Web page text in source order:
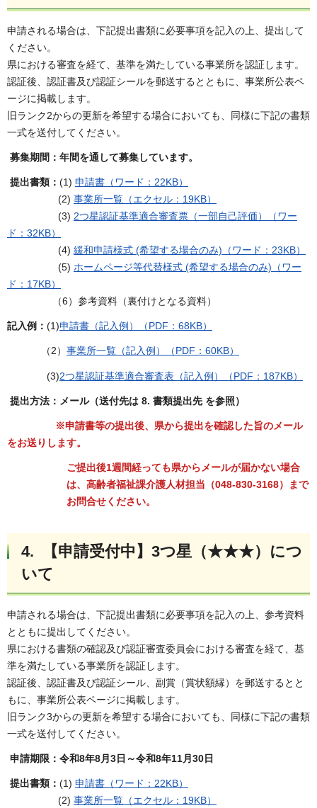
申請される場合は、下記提出書類に必要事項を記入の上、提出して
ください。
県における審査を経て、基準を満たしている事業所を認証します。
認証後、認証書及び認証シールを郵送するとともに、事業所公表ペ
ージに掲載します。
旧ランク2からの更新を希望する場合においても、同様に下記の書類
一式を送付してください。
募集期間：年間を通して募集しています。
提出書類： (1) 申請書（ワード：22KB）
(2) 事業所一覧（エクセル：19KB）
(3) 2つ星認証基準適合審査票（一部自己評価）（ワー
ド：32KB）
(4) 緩和申請様式 (希望する場合のみ)（ワード：23KB）
(5) ホームページ等代替様式 (希望する場合のみ)（ワー
ド：17KB）
（6）参考資料（裏付けとなる資料）
記入例： (1)申請書（記入例）（PDF：68KB）
（2） 事業所一覧（記入例）（PDF：60KB）
(3)2つ星認証基準適合審査表（記入例）（PDF：187KB）
提出方法：メール（送付先は 8. 書類提出先 を参照）
※申請書等の提出後、県から提出を確認した旨のメール
をお送りします。
ご提出後1週間経っても県から メールが届かない場合
は、高齢者福祉課介護人材担当（048-830-3168）まで
お問合せください。
4. 【申請受付中】3つ星（★★★）につ
いて
申請される場合は、下記提出書類に必要事項を記入の上、参考資料
とともに提出してください。
県における書類の確認及び認証審査委員会における審査を経て、基
準を満たしている事業所を認証します。
認証後、認証書及び認証シール、副賞（賞状額縁）を郵送するとと
もに、事業所公表ページに掲載します。
旧ランク3からの更新を希望する場合においても、同様に下記の書類
一式を送付してください。
申請期限：令和8年8月3日～令和8年11月30日
提出書類： (1) 申請書（ワード：22KB）
(2) 事業所一覧（エクセル：19KB）